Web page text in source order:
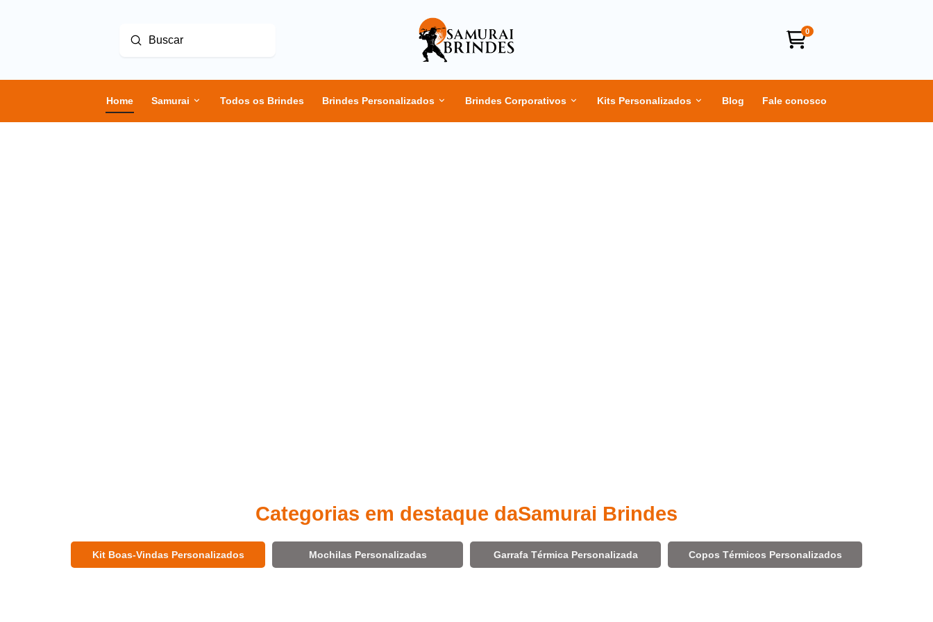
Buscar
Enviar
0
Home Samurai Todos os Brindes Brindes Personalizados Brindes Corporativos Kits Personalizados Blog Fale conosco
Categorias em destaque daSamurai Brindes
Kit Boas-Vindas Personalizados Mochilas Personalizadas Garrafa Térmica Personalizada Copos Térmicos Personalizados